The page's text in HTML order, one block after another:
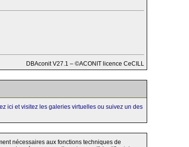
DBAconit V27.1 – ©ACONIT licence CeCILL
ici et visitez les galeries virtuelles ou suivez un des
nécessaires aux fonctions techniques de